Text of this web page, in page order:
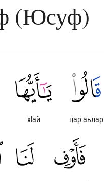
(Юсуф)
цар аьлар
хlай